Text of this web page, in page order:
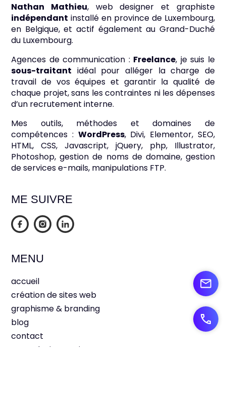
Nathan Mathieu, web designer et graphiste
indépendant installé en province de Luxembourg,
en Belgique, et actif également au Grand-Duché
du Luxembourg.
Agences de communication : Freelance, je suis le
sous-traitant idéal pour alléger la charge de
travail de vos équipes et garantir la qualité de
chaque projet, sans les contraintes ni les dépenses
d’un recrutement interne.
Mes outils, méthodes et domaines de
compétences : WordPress, Divi, Elementor, SEO,
HTML, CSS, Javascript, jQuery, php, Illustrator,
Photoshop, gestion de noms de domaine, gestion
de services e-mails, manipulations FTP.
ME SUIVRE
MENU
accueil
création de sites web
graphisme & branding
blog
contact
votre devis gratuit